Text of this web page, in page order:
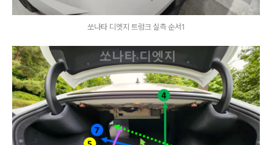
쏘나타 디엣지 트렁크 실측 순서1